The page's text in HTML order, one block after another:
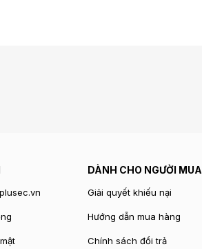
DÀNH CHO NGƯỜI MUA
Giải quyết khiếu nại
Hướng dẫn mua hàng
Chính sách đổi trả